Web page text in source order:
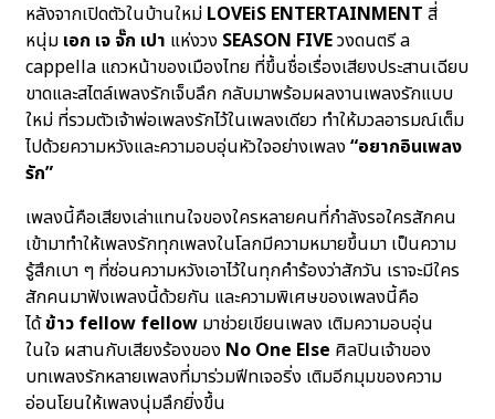
หลังจากเปิดตัวในบ้านใหม่ LOVEiS ENTERTAINMENT สี่
หนุ่ม เอก เจ จั๊ก เปา แห่งวง SEASON FIVEวงดนตรี a
cappella แถวหน้าของเมืองไทย ที่ขึ้นชื่อเรื่องเสียงประสานเฉียบ
ขาดและสไตล์เพลงรักเจ็บลึก กลับมาพร้อมผลงานเพลงรักแบบ
ใหม่ ที่รวมตัวเจ้าพ่อเพลงรักไว้ในเพลงเดียว ทำให้มวลอารมณ์เต็ม
ไปด้วยความหวังและความอบอุ่นหัวใจอย่างเพลง“อยากอินเพลง
รัก”
เพลงนี้คือเสียงเล่าแทนใจของใครหลายคนที่กำลังรอใครสักคน
เข้ามาทำให้เพลงรักทุกเพลงในโลกมีความหมายขึ้นมา เป็นความ
รู้สึกเบา ๆ ที่ซ่อนความหวังเอาไว้ในทุกคำร้องว่าสักวัน เราจะมีใคร
สักคนมาฟังเพลงนี้ด้วยกัน และความพิเศษของเพลงนี้คือ
ได้ข้าว fellow fellow มาช่วยเขียนเพลง เติมความอบอุ่น
ในใจ ผสานกับเสียงร้องของ No One Else ศิลปินเจ้าของ
บทเพลงรักหลายเพลงที่มาร่วมฟีทเจอริ่ง เติมอีกมุมของความ
อ่อนโยนให้เพลงนุ่มลึกยิ่งขึ้น